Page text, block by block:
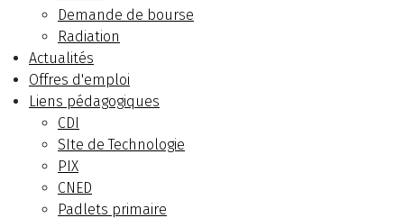
Demande de bourse
Radiation
Actualités
Offres d'emploi
Liens pédagogiques
CDI
SIte de Technologie
PIX
CNED
Padlets primaire